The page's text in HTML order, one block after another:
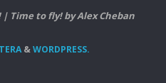
| Time to fly! by Alex Cheban
&WORDPRESS.